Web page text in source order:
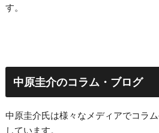
す。
中原圭介のコラム・ブログ
中原圭介氏は様々なメディアでコラ
しています。